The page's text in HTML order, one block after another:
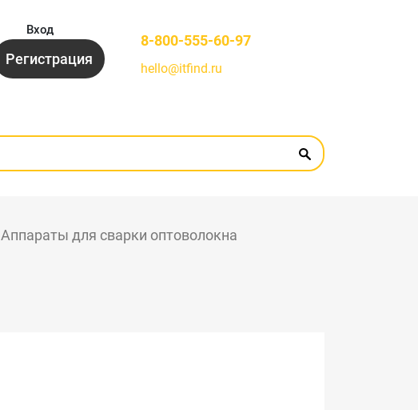
Вход
Регистрация
8-800-555-60-97
hello@itfind.ru
Аппараты для сварки оптоволокна